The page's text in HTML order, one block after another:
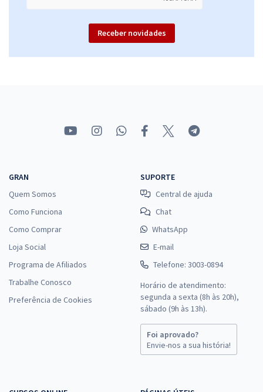
Receber novidades
GRAN
Quem Somos
Como Funciona
Como Comprar
Loja Social
Programa de Afiliados
Trabalhe Conosco
Preferência de Cookies
SUPORTE
Central de ajuda
Chat
WhatsApp
E-mail
Telefone: 3003-0894
Horário de atendimento:
segunda a sexta (8h às 20h),
sábado (9h às 13h).
Foi aprovado?
Envie-nos a sua história!